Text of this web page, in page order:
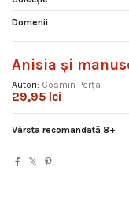
Domenii
Anisia şi
Autori: Cosmin Perța
29,95 lei
Vârsta recomandată 8+